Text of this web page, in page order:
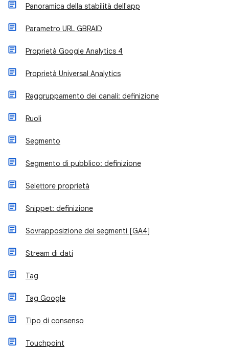
Panoramica della stabilità dell'app
Parametro URL GBRAID
Proprietà Google Analytics 4
Proprietà Universal Analytics
Raggruppamento dei canali: definizione
Ruoli
Segmento
Segmento di pubblico: definizione
Selettore proprietà
Snippet: definizione
Sovrapposizione dei segmenti [GA4]
Stream di dati
Tag
Tag Google
Tipo di consenso
Touchpoint